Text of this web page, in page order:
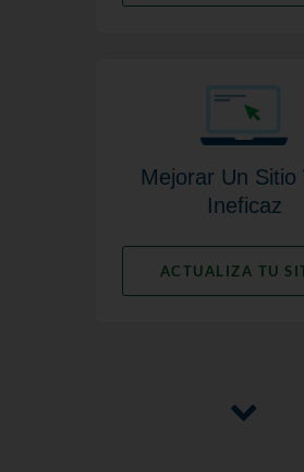
Mejorar Un Sitio
Ineficaz
ACTUALIZA TU